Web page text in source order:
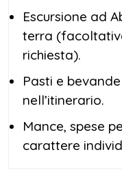
Escursione ad
terra
richiesta).
Pasti e
nell’itinerario.
Mance, spese
carattere